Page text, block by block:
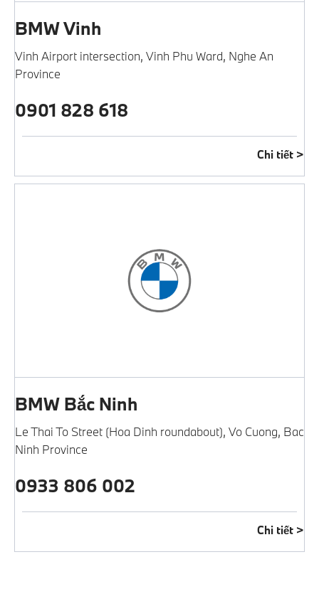
BMW Vinh
Vinh Airport intersection, Vinh Phu Ward, Nghe An
Province
0901 828 618
Chi tiết
BMW Bắc Ninh
Le Thai To Street (Hoa Dinh roundabout), Vo Cuong, Bac
Ninh Province
0933 806 002
Chi tiết